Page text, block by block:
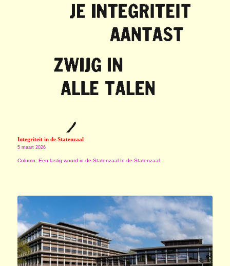
Integriteit in de Statenzaal
5 maart 2026
Column: Een lastig woord in de Statenzaal In de Statenzaal…